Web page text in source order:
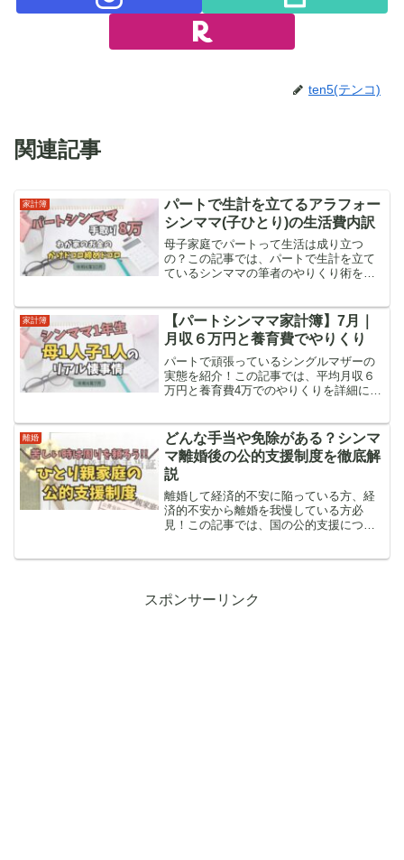
ten5(テンコ)
関連記事
家計簿
パートで生計を立てるアラフォー
シンママ(子ひとり)の生活費内訳
母子家庭でパートって生活は成り立つ
の？この記事では、パートで生計を立て
ているシンママの筆者のやりくり術を公
実は労働時間を増やす以外に黒字化出来
る方法はあります。
家計簿
【パートシンママ家計簿】7月｜
月収６万円と養育費でやりくり
パートで頑張っているシングルマザーの
実態を紹介！この記事では、平均月収６
万円と養育費4万でのやりくりを詳細に公
で、支出を削りたい方の参考になると思
います。
離婚
どんな手当や免除がある？シンマ
マ離婚後の公的支援制度を徹底解
説
離婚して経済的不安に陥っている方、経
済的不安から離婚を我慢している方必
見！この記事では、国の公的支援につい
てすぐに手続きをしましょう。
スポンサーリンク